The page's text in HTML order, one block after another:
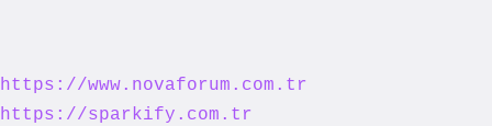
https://www.novaforum.com.tr
https://sparkify.com.tr